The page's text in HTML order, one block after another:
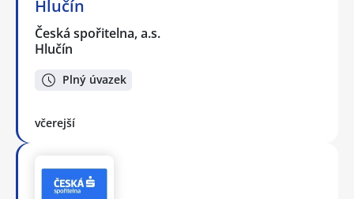
Hlučín
Česká spořitelna, a.s.
Hlučín
Plný úvazek
včerejší